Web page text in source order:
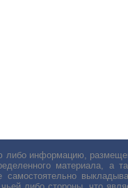
либо информацию,
материала, а